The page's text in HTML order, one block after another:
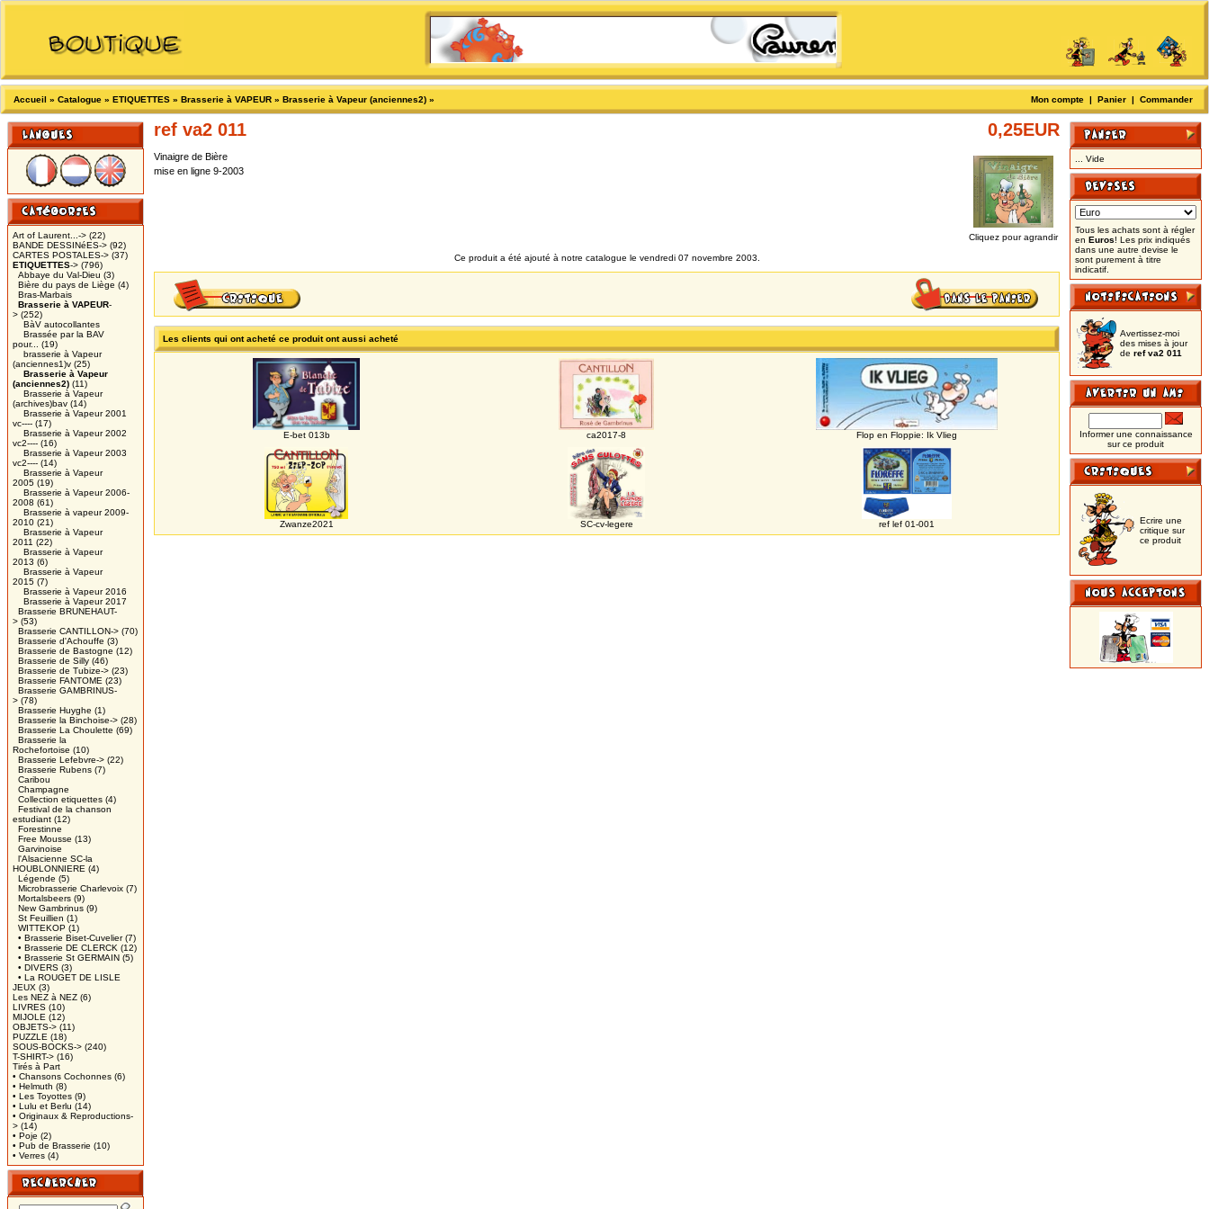
Accueil » Catalogue » ETIQUETTES » Brasserie à VAPEUR » Brasserie à Vapeur (anciennes2) » Mon compte | Panier | Commander
Art of Laurent...-> (22)
BANDE DESSINéES-> (92)
CARTES POSTALES-> (37)
ETIQUETTES-> (796)
Abbaye du Val-Dieu (3)
Bière du pays de Liège (4)
Bras-Marbais
Brasserie à VAPEUR-
> (252)
BàV autocollantes
Brassée par la BAV
pour...
(19)
brasserie à Vapeur
(anciennes1)v (25)
Brasserie à Vapeur
(anciennes2) (11)
Brasserie à Vapeur
(archives)bav (14)
Brasserie à Vapeur 2001
vc---- (17)
Brasserie à Vapeur 2002
vc2---- (16)
Brasserie à Vapeur 2003
vc2---- (14)
Brasserie à Vapeur
2005 (19)
Brasserie à Vapeur 2006-
2008 (61)
Brasserie à vapeur 2009-
2010 (21)
Brasserie à Vapeur
2011 (22)
Brasserie à Vapeur
2013 (6)
Brasserie à Vapeur
2015 (7)
Brasserie à Vapeur 2016
Brasserie à Vapeur 2017
Brasserie BRUNEHAUT-
> (53)
Brasserie CANTILLON-> (70)
Brasserie d'Achouffe (3)
Brasserie de Bastogne (12)
Brasserie de Silly (46)
Brasserie de Tubize-> (23)
Brasserie FANTOME (23)
Brasserie GAMBRINUS-
> (78)
Brasserie Huyghe (1)
Brasserie la Binchoise-> (28)
Brasserie La Choulette (69)
Brasserie la
Rochefortoise (10)
Brasserie Lefebvre-> (22)
Brasserie Rubens (7)
Caribou
Champagne
Collection etiquettes (4)
Festival de la chanson
estudiant (12)
Forestinne
Free Mousse (13)
Garvinoise
l'Alsacienne SC-la
HOUBLONNIERE (4)
Légende (5)
Microbrasserie Charlevoix (7)
Mortalsbeers (9)
New Gambrinus (9)
St Feuillien (1)
WITTEKOP (1)
• Brasserie Biset-Cuvelier(7)
• Brasserie DE CLERCK (12)
• Brasserie St GERMAIN (5)
• DIVERS (3)
• La ROUGET DE LISLE
JEUX (3)
Les NEZ à NEZ (6)
LIVRES (10)
MIJOLE (12)
OBJETS-> (11)
PUZZLE (18)
SOUS-BOCKS-> (240)
T-SHIRT-> (16)
Tirés à Part
• Chansons Cochonnes (6)
• Helmuth (8)
• Les Toyottes (9)
• Lulu et Berlu (14)
• Originaux & Reproductions-
> (14)
• Poje (2)
• Pub de Brasserie (10)
• Verres (4)
ref va2 011 0,25EUR
Cliquez pour agrandir
Vinaigre de Bière
mise en ligne 9-2003
Ce produit a été ajouté à notre catalogue le vendredi 07 novembre 2003.
Les clients qui ont acheté ce produit ont aussi acheté
E-bet 013b ca2017-8 Flop en Floppie: Ik Vlieg
Zwanze2021 SC-cv-legere ref lef 01-001
... Vide
Tous les achats sont à régler
en Euros! Les prix indiqués
dans une autre devise le
sont purement à titre
indicatif.
Avertissez-moi
des mises à jour
de ref va2 011
Informer une connaissance
sur ce produit
Ecrire une
critique sur
ce produit